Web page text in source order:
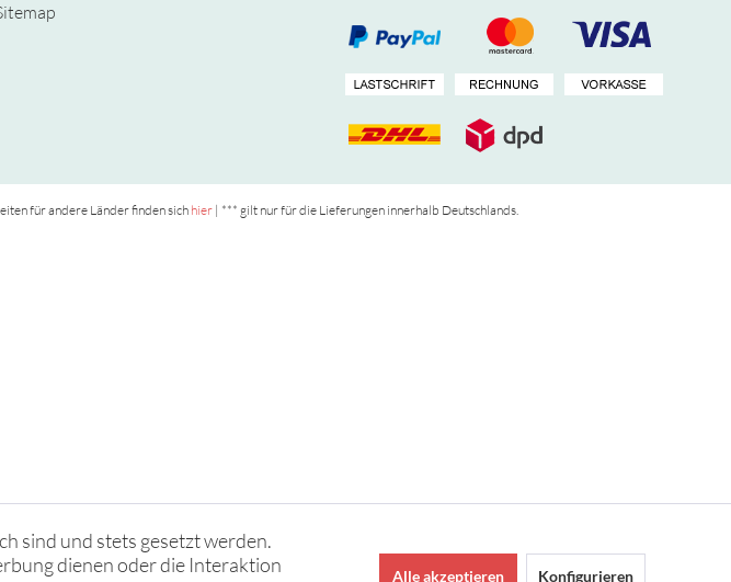
für andere Länder finden sich hier| *** gilt nur für die Lieferungen innerhalb Deutschlands.
sind und stets gesetzt werden.
dienen oder die Interaktion
Alle akzeptieren Konfigurieren